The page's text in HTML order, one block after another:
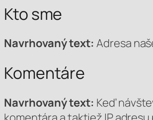
Kto sme
Navrhovaný text:Adresa
Komentáre
Navrhovaný text: Keď